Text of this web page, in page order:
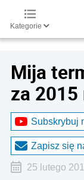
Kategorie
Mija
za 2015
Subskrybuj
Zapisz się
25 lutego